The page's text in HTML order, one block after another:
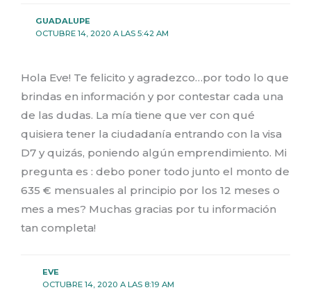
GUADALUPE
OCTUBRE 14, 2020 A LAS 5:42 AM
Hola Eve! Te felicito y agradezco…por todo lo que
brindas en información y por contestar cada una
de las dudas. La mía tiene que ver con qué
quisiera tener la ciudadanía entrando con la visa
D7 y quizás, poniendo algún emprendimiento. Mi
pregunta es : debo poner todo junto el monto de
635 € mensuales al principio por los 12 meses o
mes a mes? Muchas gracias por tu información
tan completa!
EVE
OCTUBRE 14, 2020 A LAS 8:19 AM